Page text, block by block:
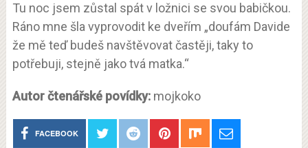
Tu noc jsem zůstal spát v ložnici se svou babičkou.
Ráno mne šla vyprovodit ke dveřím „doufám Davide
že mě teď budeš navštěvovat častěji, taky to
potřebuji, stejně jako tvá matka.“
Autor čtenářské povídky:mojkoko
FACEBOOK